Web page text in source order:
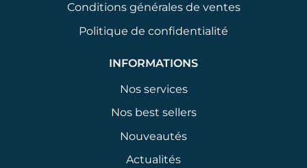
Conditions générales de ventes
Politique de confidentialité
INFORMATIONS
Nos services
Nos best sellers
Nouveautés
Actualités